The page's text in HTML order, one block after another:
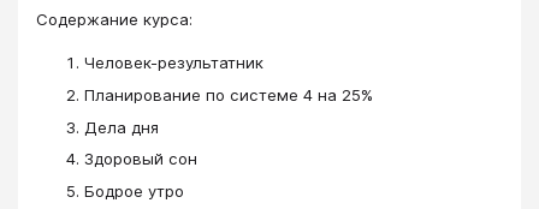
​​​​​​​Cодержание курса:
Человек-результатник
Планирование по системе 4 на 25%
Дела дня
Здоровый сон
Бодрое утро